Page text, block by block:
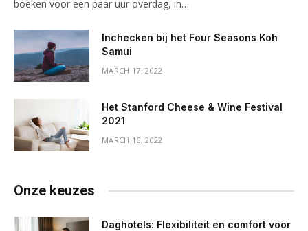
boeken voor een paar uur overdag, in…
Inchecken bij het Four Seasons Koh
Samui
MARCH 17, 2022
Het Stanford Cheese & Wine Festival
2021
MARCH 16, 2022
Onze keuzes
Daghotels: Flexibiliteit en comfort voor